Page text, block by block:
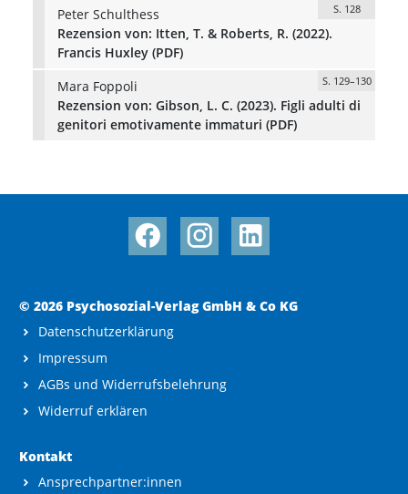
Peter Schulthess
S. 128
Rezension von: Itten, T. & Roberts, R. (2022).
Francis Huxley (PDF)
Mara Foppoli
S. 129–130
Rezension von: Gibson, L. C. (2023). Figli adulti di
genitori emotivamente immaturi (PDF)
© 2026 Psychosozial-Verlag GmbH & Co KG
Datenschutzerklärung
Impressum
AGBs und Widerrufsbelehrung
Widerruf erklären
Kontakt
Ansprechpartner:innen